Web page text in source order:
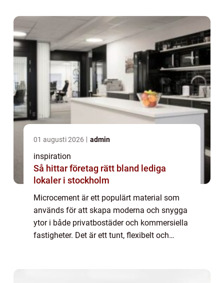
01 augusti 2026 admin
inspiration
Så hittar företag rätt bland lediga
lokaler i stockholm
Microcement är ett populärt material som
används för att skapa moderna och snygga
ytor i både privatbostäder och kommersiella
fastigheter. Det är ett tunt, flexibelt och